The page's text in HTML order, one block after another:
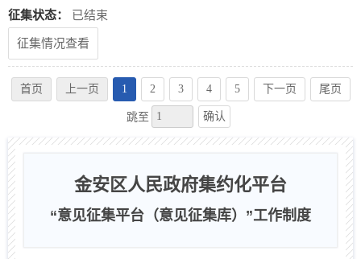
征集状态：
已结束
征集情况查看
首页 上一页 1 2 3 4 5 下一页 尾页
跳至 确认
金安区人民政府集约化平台
“意见征集平台（意见征集库）”工作制度